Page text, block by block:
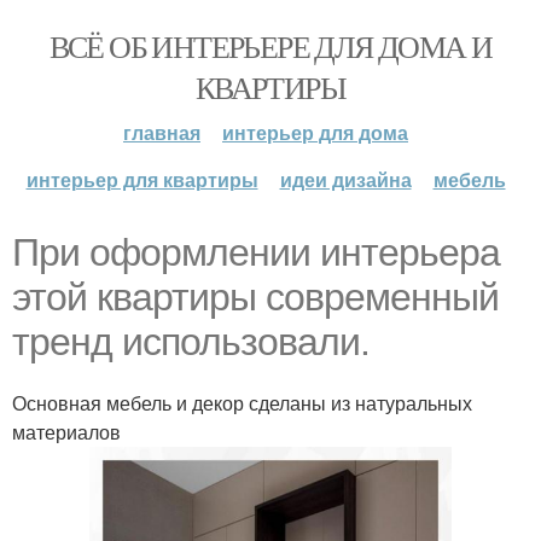
ВСЁ ОБ ИНТЕРЬЕРЕ ДЛЯ ДОМА И
КВАРТИРЫ
главная
интерьер для дома
интерьер для квартиры
идеи дизайна мебель
При оформлении интерьера
этой квартиры современный
тренд использовали.
Основная мебель и декор сделаны из натуральных
материалов